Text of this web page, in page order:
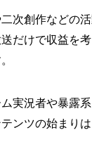
次創作などの
だけで収益を
実況者や暴露
ンツの始まり